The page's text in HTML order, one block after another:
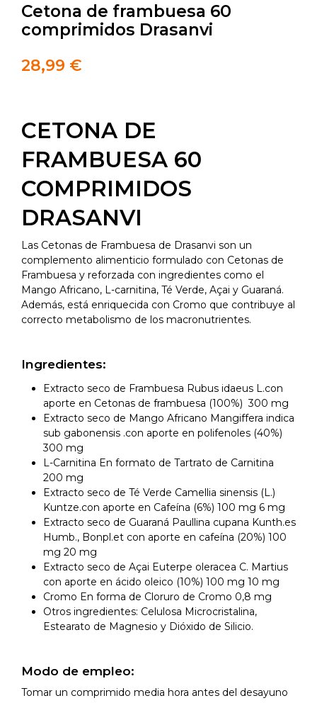
Cetona de frambuesa 60
comprimidos Drasanvi
28,99 €
CETONA DE
FRAMBUESA 60
COMPRIMIDOS
DRASANVI
Las Cetonas de Frambuesa de Drasanvi son un
complemento alimenticio formulado con Cetonas de
Frambuesa y reforzada con ingredientes como el
Mango Africano, L-carnitina, Té Verde, Açai y Guaraná.
Además, está enriquecida con Cromo que contribuye al
correcto metabolismo de los macronutrientes.
Ingredientes:
Extracto seco de Frambuesa Rubus idaeus L.con
aporte en Cetonas de frambuesa (100%) 300 mg
Extracto seco de Mango Africano Mangiffera indica
sub gabonensis .con aporte en polifenoles (40%)
300 mg
L-Carnitina En formato de Tartrato de Carnitina
200 mg
Extracto seco de Té Verde Camellia sinensis (L.)
Kuntze.con aporte en Cafeína (6%) 100 mg 6 mg
Extracto seco de Guaraná Paullina cupana Kunth.es
Humb., Bonpl.et con aporte en cafeína (20%) 100
mg 20 mg
Extracto seco de Açai Euterpe oleracea C. Martius
con aporte en ácido oleico (10%) 100 mg 10 mg
Cromo En forma de Cloruro de Cromo 0,8 mg
Otros ingredientes: Celulosa Microcristalina,
Estearato de Magnesio y Dióxido de Silicio.
Modo de empleo:
Tomar un comprimido media hora antes del desayuno